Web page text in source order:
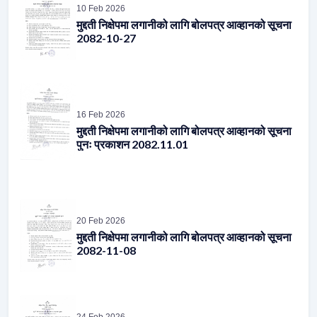
मुद्दती निक्षेपमा लगानीको लागि बोलपत्र आव्हानको सूचना
2082-10-27
मुद्दती निक्षेपमा लगानीको लागि बोलपत्र आव्हानको सूचना
पुनः प्रकाशन 2082.11.01
मुद्दती निक्षेपमा लगानीको लागि बोलपत्र आव्हानको सूचना
2082-11-08
24 Feb 2026